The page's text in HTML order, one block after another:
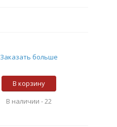
Заказать больше
В корзину
В наличии -22